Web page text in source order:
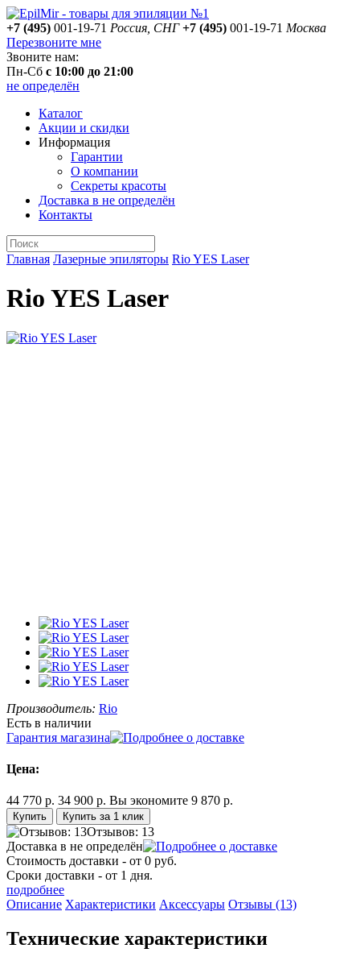
+7 (495) 001-19-71 Россия, СНГ +7 (495) 001-19-71 Москва
Перезвоните мне
Звоните нам:
Пн-Сб с 10:00 до 21:00
не определён
Каталог
Акции и скидки
Информация
Гарантии
О компании
Секреты красоты
Доставка в не определён
Контакты
Главная Лазерные эпиляторы Rio YES Laser
Rio YES Laser
Производитель: Rio
Есть в наличии
Гарантия магазина
Цена:
44 770 р. 34 900 р. Вы экономите 9 870 р.
Купить за 1 клик
Отзывов: 13
Доставка в не определён
Стоимость доставки - от 0 руб.
Сроки доставки - от 1 дня.
подробнее
Описание Характеристики Аксессуары Отзывы (13)
Технические характеристики